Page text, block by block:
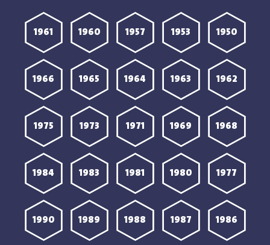
1950
1953
1957
1960
1961
1962
1963
1964
1965
1966
1968
1969
1971
1973
1975
1977
1980
1981
1983
1984
1986
1987
1988
1989
1990